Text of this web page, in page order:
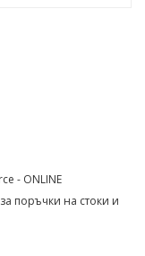
- ONLINE
поръчки на стоки и